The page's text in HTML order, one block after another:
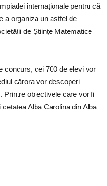
internaționale pentru că
a organiza un astfel de
de Științe Matematice
concurs, cei 700 de elevi vor
cărora vor descoperi
Printre obiectivele care vor fi
Alba Carolina din Alba